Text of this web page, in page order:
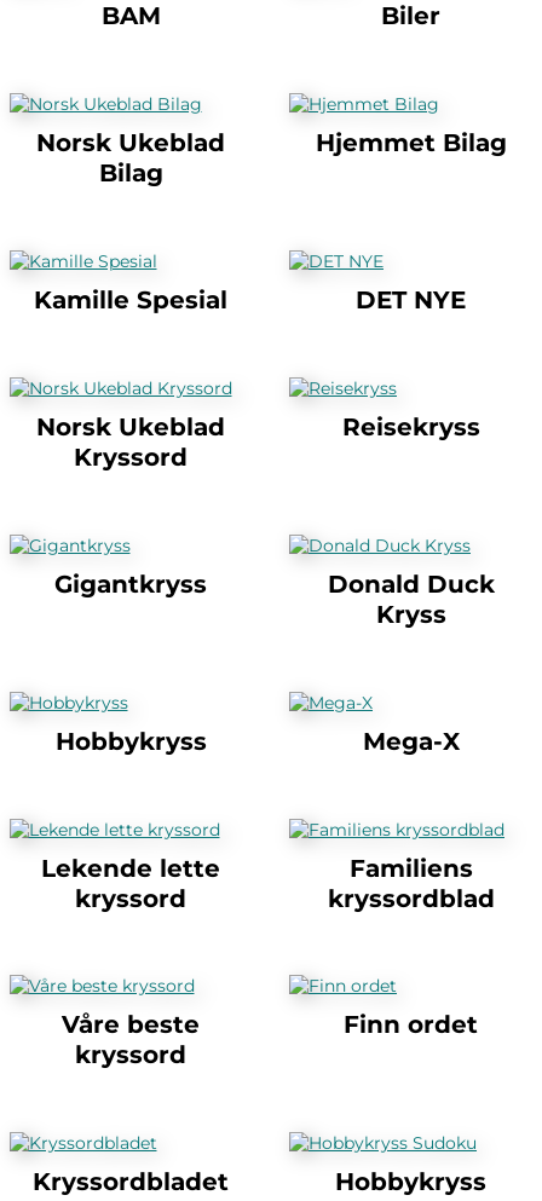
BAM Biler
Norsk Ukeblad
Bilag
Hjemmet Bilag
Kamille Spesial DET NYE
Norsk Ukeblad
Kryssord
Reisekryss
Gigantkryss
Donald Duck
Kryss
Hobbykryss Mega-X
Lekende lette
kryssord
Familiens
kryssordblad
Våre beste
kryssord
Finn ordet
Kryssordbladet
Hobbykryss